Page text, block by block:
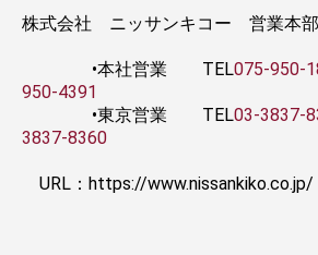
株式会社 ニッサンキコー 営業本部
•本社営業 TEL075-950-
950-4391
•東京営業 TEL03-3837-
3837-8360
URL：https://www.nissankiko.co.jp/